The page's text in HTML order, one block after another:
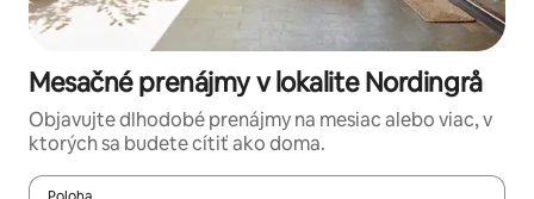
Mesačné prenájmy v lokalite Nordingrå
Objavujte dlhodobé prenájmy na mesiac alebo viac, v
ktorých sa budete cítiť ako doma.